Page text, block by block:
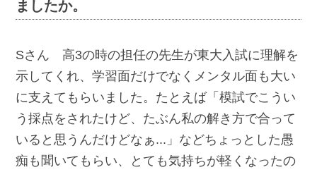
ましたか。
Sさん 高3の時の担任の先生が東大入試に理解を
示してくれ、学習面だけでなくメンタル面も大い
に支えてもらいました。たとえば「模試でこうい
う採点をされたけど、たぶん私の解き方で合って
いると思うんだけどなぁ...」などちょっとした愚
痴も聞いてもらい、とても気持ちが軽くなったの